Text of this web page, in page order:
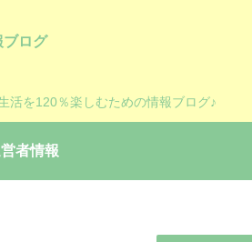
ブログ
活を120％楽しむための情報ブログ♪
者情報